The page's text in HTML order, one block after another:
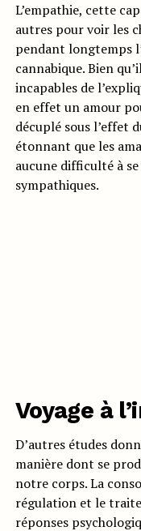
L’empathie, cette
autres pour voir les
pendant longtemps
cannabique. Bien
incapables de
en effet un amour
décuplé sous l’effet
étonnant que les
aucune difficulté à
sympathiques.
Voyage à
D’autres études
manière dont se
notre corps. La
régulation et le
réponses